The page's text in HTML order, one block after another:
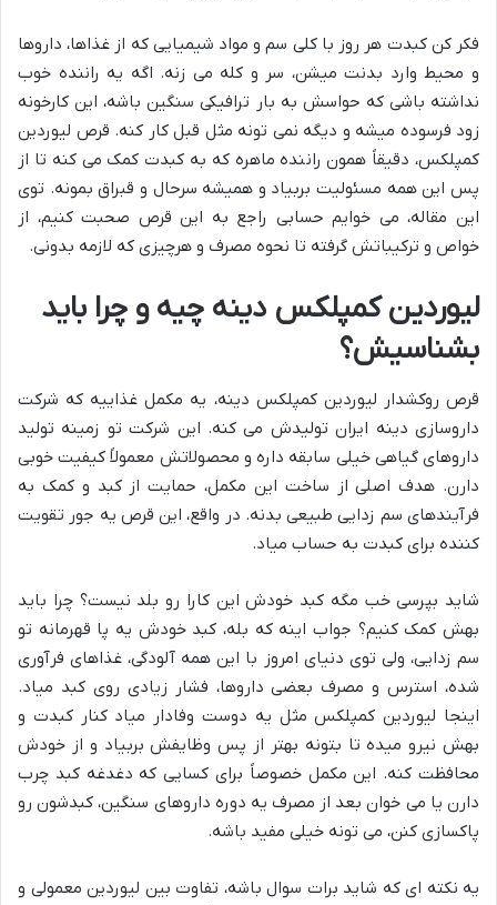
فکر کن کبدت هر روز با کلی سم و مواد شیمیایی که از غذاها، داروها
و محیط وارد بدنت میشن، سر و کله می زنه. اگه یه راننده خوب
نداشته باشی که حواسش به بار ترافیکی سنگین باشه، این کارخونه
زود فرسوده میشه و دیگه نمی تونه مثل قبل کار کنه. قرص لیوردین
کمپلکس، دقیقاً همون راننده ماهره که به کبدت کمک می کنه تا از
پس این همه مسئولیت بربیاد و همیشه سرحال و قبراق بمونه. توی
این مقاله، می خوایم حسابی راجع به این قرص صحبت کنیم، از
خواص و ترکیباتش گرفته تا نحوه مصرف و هرچیزی که لازمه بدونی.
لیوردین کمپلکس دینه چیه و چرا باید
بشناسیش؟
قرص روکشدار لیوردین کمپلکس دینه، یه مکمل غذاییه که شرکت
داروسازی دینه ایران تولیدش می کنه. این شرکت تو زمینه تولید
داروهای گیاهی خیلی سابقه داره و محصولاتش معمولاً کیفیت خوبی
دارن. هدف اصلی از ساخت این مکمل، حمایت از کبد و کمک به
فرآیندهای سم زدایی طبیعی بدنه. در واقع، این قرص یه جور تقویت
کننده برای کبدت به حساب میاد.
شاید بپرسی خب مگه کبد خودش این کارا رو بلد نیست؟ چرا باید
بهش کمک کنیم؟ جواب اینه که بله، کبد خودش یه پا قهرمانه تو
سم زدایی، ولی توی دنیای امروز با این همه آلودگی، غذاهای فرآوری
شده، استرس و مصرف بعضی داروها، فشار زیادی روی کبد میاد.
اینجا لیوردین کمپلکس مثل یه دوست وفادار میاد کنار کبدت و
بهش نیرو میده تا بتونه بهتر از پس وظایفش بربیاد و از خودش
محافظت کنه. این مکمل خصوصاً برای کسایی که دغدغه کبد چرب
دارن یا می خوان بعد از مصرف یه دوره داروهای سنگین، کبدشون رو
پاکسازی کنن، می تونه خیلی مفید باشه.
یه نکته ای که شاید برات سوال باشه، تفاوت بین لیوردین معمولی و